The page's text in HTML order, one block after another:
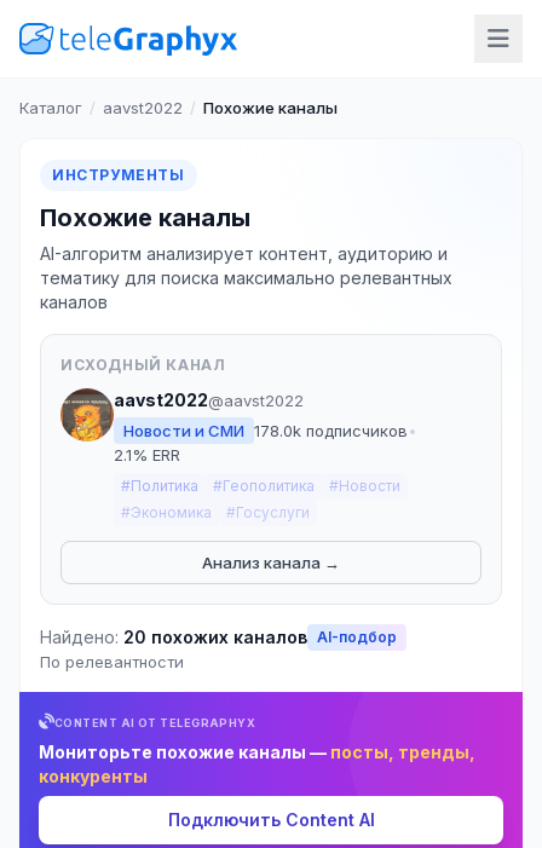
Каталог / aavst2022 / Похожие каналы
ИНСТРУМЕНТЫ
Похожие каналы
AI-алгоритм анализирует контент, аудиторию и
тематику для поиска максимально релевантных
каналов
ИСХОДНЫЙ КАНАЛ
aavst2022@aavst2022
Новости и СМИ 178.0k подписчиков•
2.1% ERR
#Политика #Геополитика
#Новости
#Экономика
#Госуслуги
Анализ канала →
Найдено: 20 похожих каналов AI-подбор
По релевантности
CONTENT AI ОТ TELEGRAPHYX
Мониторьте похожие каналы — посты, тренды,
конкуренты
Подключить Content AI